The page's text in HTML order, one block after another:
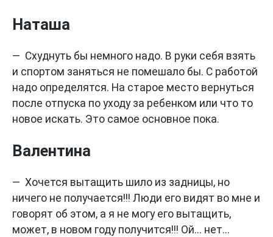
Наташа
— Схуднуть бы немного надо. В руки себя взять
и спортом заняться не помешало бы. С работой
надо определятся. На старое место вернуться
после отпуска по уходу за ребенком или что то
новое искать. Это самое основное пока.
Валентина
— Хочется вытащить шило из задницы, но
ничего не получается!!! Люди его видят во мне и
говорят об этом, а я не могу его вытащить,
может, в новом году получится!!! Ой... нет...